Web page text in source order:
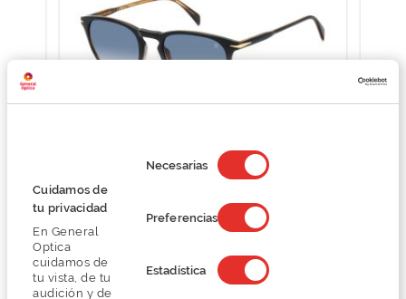
Cuidamos de
tu privacidad
En General
Optica
cuidamos de
tu vista, de tu
audición y de
de
consentimiento
Necesarias
Preferencias
Estadística
David Beckham DB 1160/S
141,75 €
189,00 €